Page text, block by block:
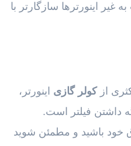
غیر اینورترها سازگارتر با
ازکولر گازی اینورتر،
داشتن فیلتر است.
خود باشید و مطمئن شوید